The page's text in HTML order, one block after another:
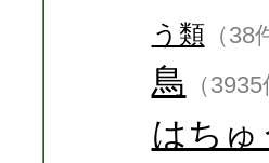
う類 （38
鳥 （3935
はちゅ